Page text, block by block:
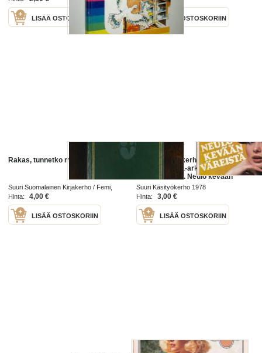
LISÄÄ OSTOSKORIIN LISÄÄ OSTOSKORIIN
Rakas, tunnetko meren sinen
Suuri Suomalainen Kirjakerho / Femi,
Suuri naistenkerho 1977
Hinta: 4,00 €
LISÄÄ OSTOSKORIIN
Suuri Käsityökerho 3/1978.
Mukana kaava-arkki 45
äitiysvaatteita. Neulo kevään
väreistä. Matto timanttipistoilla.
Muotiliivejä. Katso sisältö kuvasta.
Suuri Käsityökerho 1978
Hinta:
3,00 €
LISÄÄ OSTOSKORIIN